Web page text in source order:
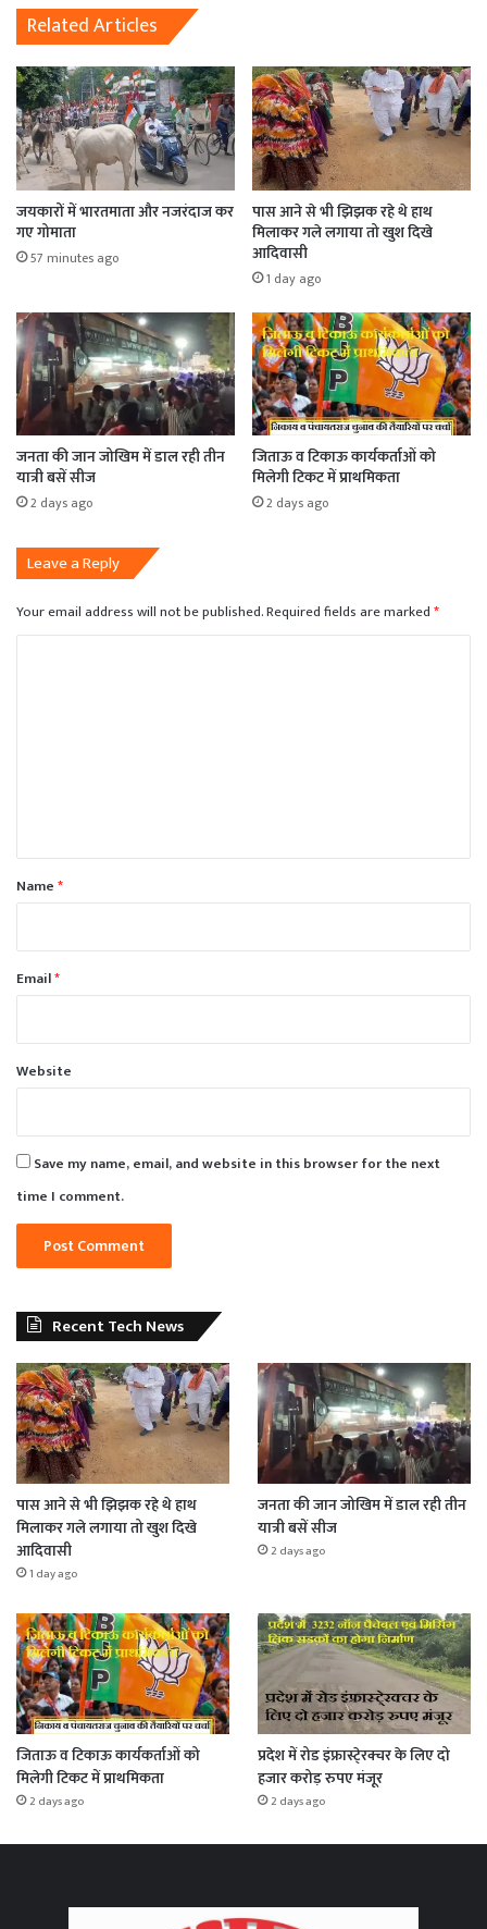
Related Articles
जयकारों में भारतमाता और नजरंदाज कर
गए गोमाता
57 minutes ago
पास आने से भी झिझक रहे थे हाथ
मिलाकर गले लगाया तो खुश दिखे
आदिवासी
1 day ago
जनता की जान जोखिम में डाल रही तीन
यात्री बसें सीज
2 days ago
जिताऊ व टिकाऊ कार्यकर्ताओं को
मिलेगी टिकट में प्राथमिकता
2 days ago
Leave a Reply
Your email address will not be published.Required fields are marked*
*Name*
Email*
Website
Save my name, email, and website in this browser for the next
time I comment.
Recent Tech News
पास आने से भी झिझक रहे थे हाथ
मिलाकर गले लगाया तो खुश दिखे
आदिवासी
1 day ago
जनता की जान जोखिम में डाल रही तीन
यात्री बसें सीज
2 days ago
जिताऊ व टिकाऊ कार्यकर्ताओं को
मिलेगी टिकट में प्राथमिकता
2 days ago
प्रदेश में रोड इंफ्रास्टे्रक्चर के लिए दो
हजार करोड़ रुपए मंजूर
2 days ago